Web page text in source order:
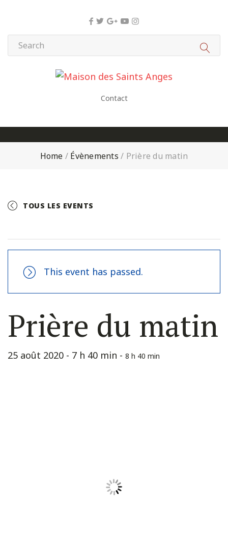
Contact
Home / Évènements / Prière du matin
TOUS LES EVENTS
This event has passed.
Prière du matin
25 août 2020 - 7 h 40 min - 8 h 40 min